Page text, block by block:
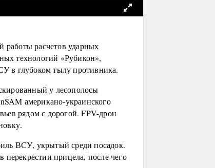
расчетов ударных
технологий «Рубикон»,
в глубоком тылу противника.
у лесополосы
американо-украинского
рядом с дорогой. FPV-дрон
ВСУ, укрытый среди посадок.
перекрестии прицела, после чего